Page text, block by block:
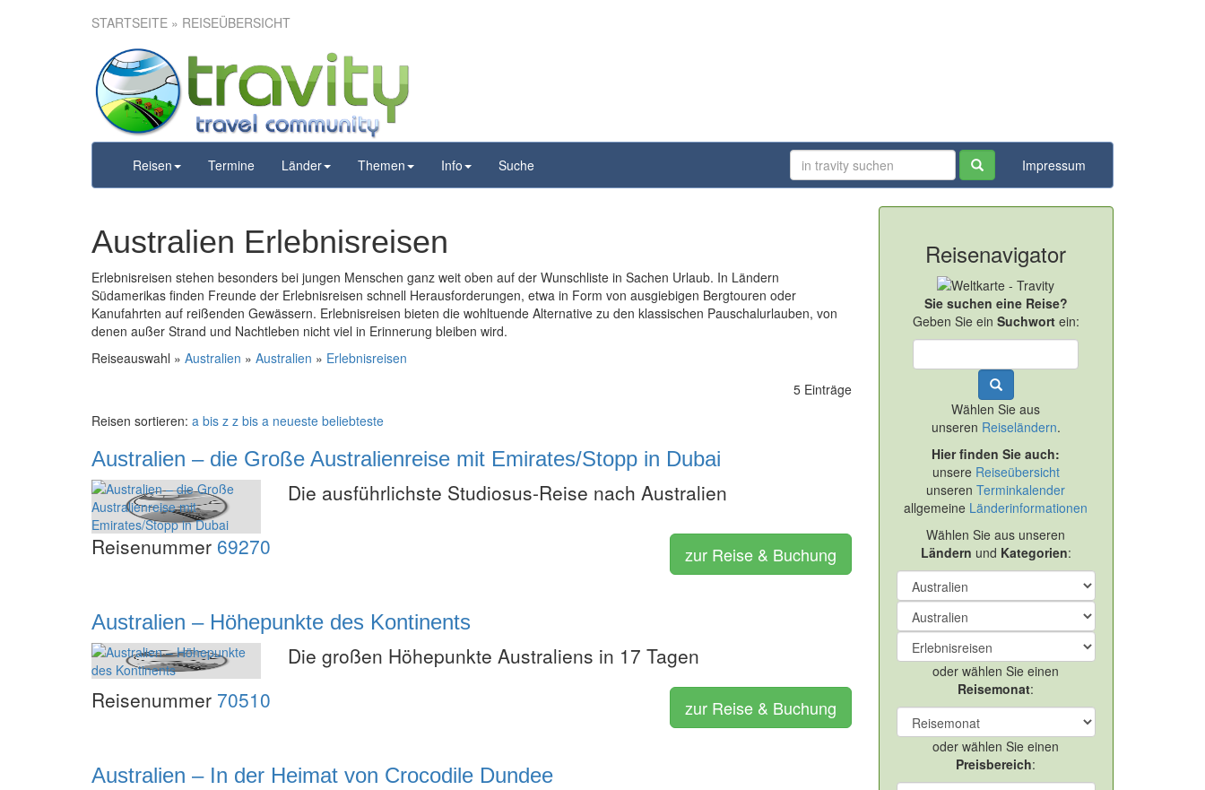
STARTSEITE » REISEÜBERSICHT
Reisen Termine Länder Themen Info Suche Impressum
Australien Erlebnisreisen
Erlebnisreisen stehen besonders bei jungen Menschen ganz weit oben auf der Wunschliste in Sachen Urlaub. In Ländern
Südamerikas finden Freunde der Erlebnisreisen schnell Herausforderungen, etwa in Form von ausgiebigen Bergtouren oder
Kanufahrten auf reißenden Gewässern. Erlebnisreisen bieten die wohltuende Alternative zu den klassischen Pauschalurlauben, von
denen außer Strand und Nachtleben nicht viel in Erinnerung bleiben wird.
Reiseauswahl » Australien » Australien » Erlebnisreisen
5 Einträge
Reisen sortieren: a bis z z bis a neueste beliebteste
Australien – die Große Australienreise mit Emirates/Stopp in Dubai
Die ausführlichste Studiosus-Reise nach Australien
Reisenummer 69270 zur Reise & Buchung
Australien – Höhepunkte des Kontinents
Die großen Höhepunkte Australiens in 17 Tagen
Reisenummer 70510 zur Reise & Buchung
Australien – In der Heimat von Crocodile Dundee
Reisenavigator
Sie suchen eine Reise?
Geben Sie ein Suchwortein:
Wählen Sie aus
unseren Reiseländern.
Hier finden Sie auch:
unsere Reiseübersicht
unserenTerminkalender
allgemeine Länderinformationen
Wählen Sie aus unseren
Ländern und Kategorien:
oder wählen Sie einen
Reisemonat:
oder wählen Sie einen
Preisbereich: